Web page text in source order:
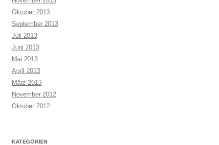
Oktober 2013
September 2013
Juli 2013
Juni 2013
Mai 2013
April 2013
März 2013
November 2012
Oktober 2012
KATEGORIEN